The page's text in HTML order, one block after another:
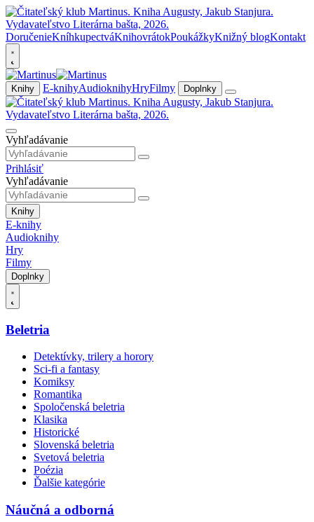
DoručenieKníhkupectváKnihovrátokPoukážkyKnižný blogKontakt
Knihy E-knihyAudioknihyHryFilmy Doplnky
Vyhľadávanie
Prihlásiť
Vyhľadávanie
Knihy
E-knihy
Audioknihy
Hry
Filmy
Doplnky
Beletria
Detektívky, trilery a horory
Sci-fi a fantasy
Komiksy
Romantika
Spoločenská beletria
Klasika
Historické
Slovenská beletria
Svetová beletria
Poézia
Ďalšie kategórie
Náučná a odborná